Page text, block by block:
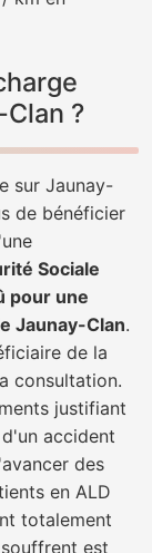
?
sur Jaunay-
de bénéficier
Sociale
pour une
Jaunay-Clan.
de la
consultation.
justifiant
accident
des
en ALD
totalement
est